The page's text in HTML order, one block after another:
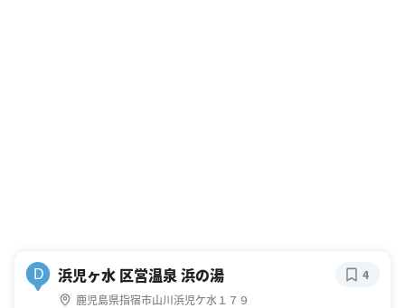
D 浜児ヶ水 区営温泉 浜の湯
鹿児島県指宿市山川浜児ケ水１７９
4